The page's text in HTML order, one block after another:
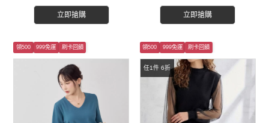
立即搶購 立即搶購
領500 999免運 刷卡回饋
任1件 6折
領500 999免運 刷卡回饋